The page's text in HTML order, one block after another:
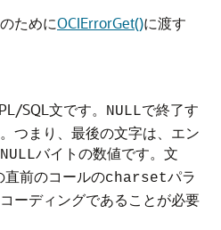
ためにOCIErrorGet()に渡す
SQL文です。
NULLで終了す
つまり、最後の文字は、エン
NULLバイトの数値です。文
直前のコールのcharsetパラ
ーディングであることが必要